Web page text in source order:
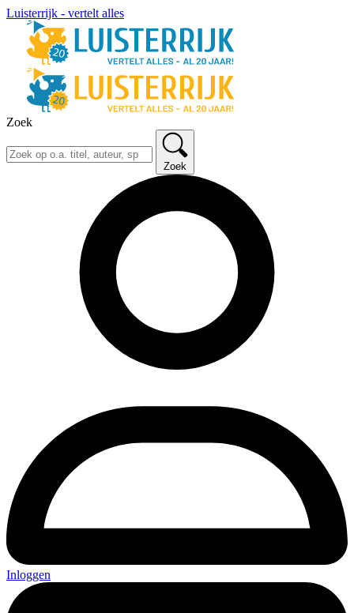
Luisterrijk - vertelt alles
Zoek
Zoek
Inloggen